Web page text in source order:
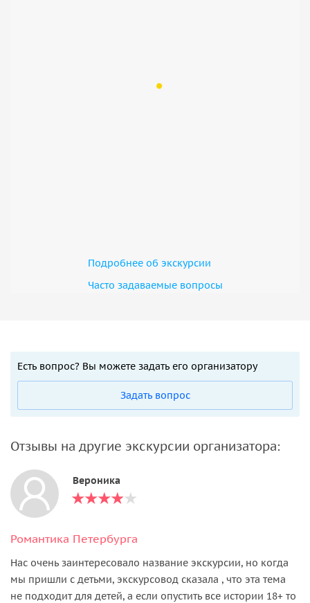
Подробнее об экскурсии
Часто задаваемые вопросы
Есть вопрос? Вы можете задать его организатору
Задать вопрос
Отзывы на другие экскурсии организатора:
Вероника
Романтика Петербурга
Нас очень заинтересовало название экскурсии, но когда
мы пришли с детьми, экскурсовод сказала , что эта тема
не подходит для детей, а если опустить все истории 18+ то